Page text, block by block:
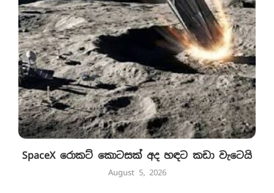
SpaceX රොකට් කොටසක් අද හඳට කඩා වැටෙයි
August 5, 2026